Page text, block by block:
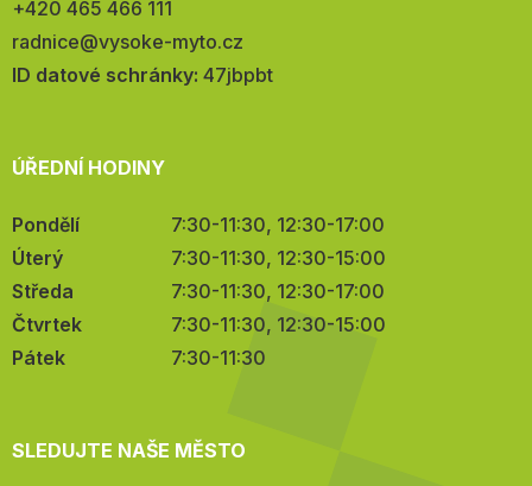
Telefon:
+420 465 466 111
E-
mail:
radnice@vysoke-myto.cz
ID datové schránky: 47jbpbt
ÚŘEDNÍ HODINY
Pondělí
7:30-11:30, 12:30-17:00
Úterý
7:30-11:30, 12:30-15:00
Středa
7:30-11:30, 12:30-17:00
Čtvrtek
7:30-11:30, 12:30-15:00
Pátek
7:30-11:30
SLEDUJTE NAŠE MĚSTO